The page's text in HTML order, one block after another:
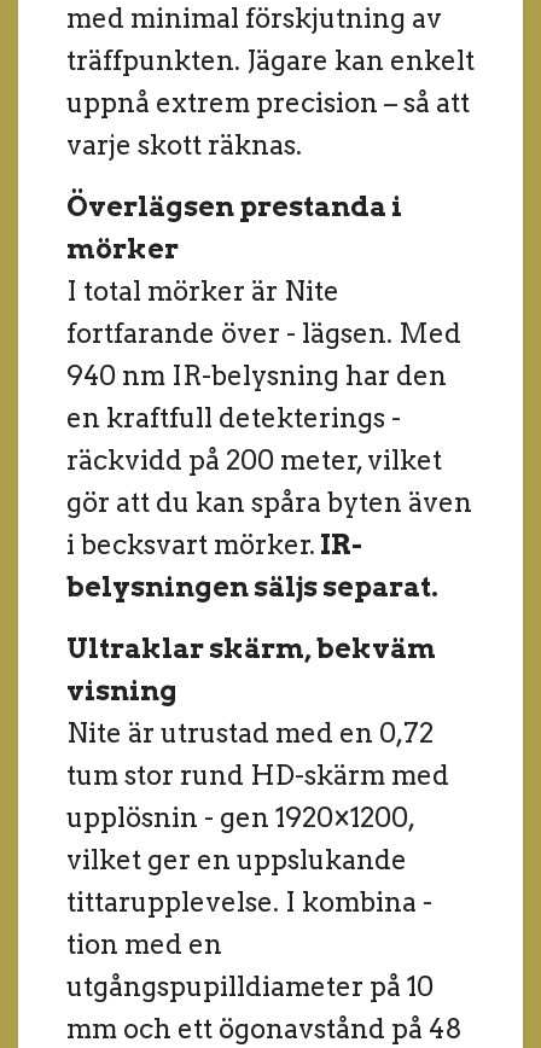
med minimal förskjutning av
träffpunkten. Jägare kan enkelt
uppnå extrem precision – så att
varje skott räknas.
Överlägsen prestanda i
mörker
I total mörker är Nite
fortfarande över - lägsen. Med
940 nm IR-belysning har den
en kraftfull detekterings -
räckvidd på 200 meter, vilket
gör att du kan spåra byten även
i becksvart mörker. IR-
belysningen säljs separat.
Ultraklar skärm, bekväm
visning
Nite är utrustad med en 0,72
tum stor rund HD-skärm med
upplösnin - gen 1920×1200,
vilket ger en uppslukande
tittarupplevelse. I kombina -
tion med en
utgångspupilldiameter på 10
mm och ett ögonavstånd på 48